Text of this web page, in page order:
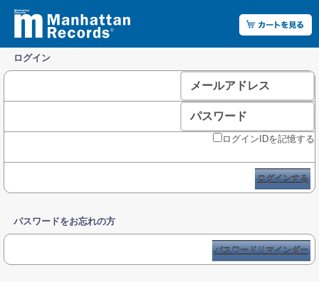
ログイン
メールアドレス
パスワード
ログインIDを記憶する
ログインする
パスワードをお忘れの方
パスワードリマインダー